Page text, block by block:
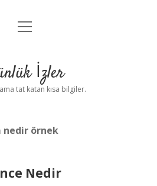
Anasayfa
Yasal Uyarı
menüyü
İzler
tat katan kısa bilgiler.
nedir örnek
Nedir